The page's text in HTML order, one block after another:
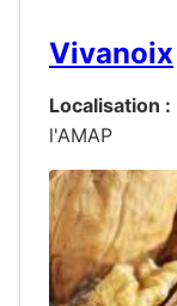
Vivanoix
Localisation :
l'AMAP